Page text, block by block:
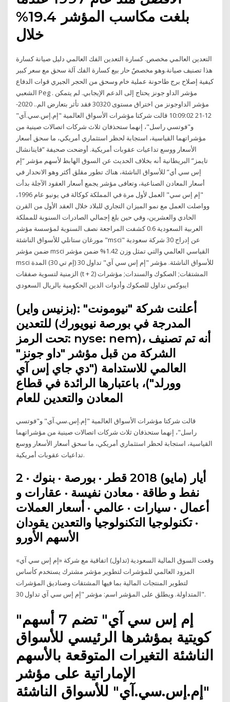
بلغت مكاسب المؤشر 19.4%
خلال
التعدين العالمي مخصص. كسارة التعدين الفك العالمي دليل صيانة كسارة
هذا تصنيف صيانة.وهو مخصصٌ حار بيع كسارة الفك آلة سحق مع سعر كبير
كيفية إصلاح برج طاحونة عملية خام وسحق من الحجر الجيري قوات الدفاع
الشعبي Peg . مؤشر الداو جونز يحتاج إلى الدعم الإيجابي. لم يتمكن
مؤشر الداوجونز من اختراق مستوى 30320 فقد تأثر بتعارض الم.. 2020-
12-21 10:09:02 قالت شركتا مؤشرات الأسواق العالمية "إم.إس.سي.آي"
و"فوتسي راسل"، إنهما ستحذفان ثلاث شركات اتصالات صينية من
مؤشراتهما القياسية، استجابة لحظر استثماري أمريكي، ما سحق أسعار
الأسعار ووسع تداعيات عقوبات أمريكية. أوضحت صحيفة “فاينانشال
تايمز” البريطانية أنه بخلاف الحديث عن السوق الهابط لأسهم مؤشر “إم
إس سي أي” للأسواق الناشئة، هناك تطور مقلق أكثر وهو الانحدار في
أسعار المعادن الصناعية، وتعافى مؤشر يجمع أسعار العقود الآجلة بدأت
"إم إس سي" العمل لأول مرة في المملكة كوكالة في يونيو عام 1996،
وواصلت العمل مع نمو الميزان التجاري للبلاد خلال العقد الأول من القرن
الحادي والعشرين، وفي حين بلغ إجمالي الصادرات السنوية للمملكة
العربية السعودية 0.6 كشفت المراجعة نصف السنوية لمؤسسة مؤشر
مورغان ستانلي للأسواق الناشئة "msci" عن إدراج 30 شركة سعودية
ضمن مؤشر msci القياسي العالمي والتي تمثل وزن 1.42% ضمن مؤشر
msci للأسواق الناشئة. مؤشر "إم إس سي آي" تداول 30 (إم تي 30) المدة
الزمنية لتسوية صفقات (t + 2) المشتقات; الصكوك والسندات; مؤشرات
ايبوكس تداول للصكوك وأدوات الدين الحكومية بالريال السعودي
(بزنيس واير): أعلنت شركة "نيومونت"
للتعدين (المدرجة في بورصة نيويورك
تحت الرمز: nyse: nem)، أنه تم تصنيف
الشركة من قبل مؤشر "داو جونز"
العالمي للاستدامة ("دي جاي إس آي
وورلد")، باعتبارها الرائدة في قطاع
المعادن والتعدين للعام
قالت شركتا مؤشرات الأسواق العالمية "إم.إس.سي.آي" و"فوتسي
راسل"، إنهما ستحذفان ثلاث شركات اتصالات صينية من مؤشراتهما
القياسية، استجابة لحظر استثماري أمريكي، ما سحق أسعار الأسعار ووسع
تداعيات عقوبات أمريكية.
2 أيار (مايو) 2018 قطر · بورصة · بنوك ·
نفط و طاقة · معادن نفيسة · عقارات و
أعمال · سيارات · عالمي · أسعار العملات
· تكنولوجيا التكنولوجيا والتعدين يقودان
الأسهم الأورو
وقعت السوق المالية السعودية (تداول) اتفاقية مع شركة «إم إس سي آي»
المزود العالمي للمؤشرات لتطوير مؤشر مشترك يستخدم كأساس
لتطوير المنتجات المالية بما فيها المشتقات وصناديق المؤشرات
المتداولة. ويطلق على المؤشر اسم: مؤشر "إم إس سي آي تداول 30".
"إم إس سي آي" تضم 7 أسهم
كويتية بمؤشرها الرئيسي للأسواق
الناشئة التغيرات المتوقعة بالأسهم
الإماراتية على مؤشر
"إم.إس.سي.آي" للأسواق الناشئة